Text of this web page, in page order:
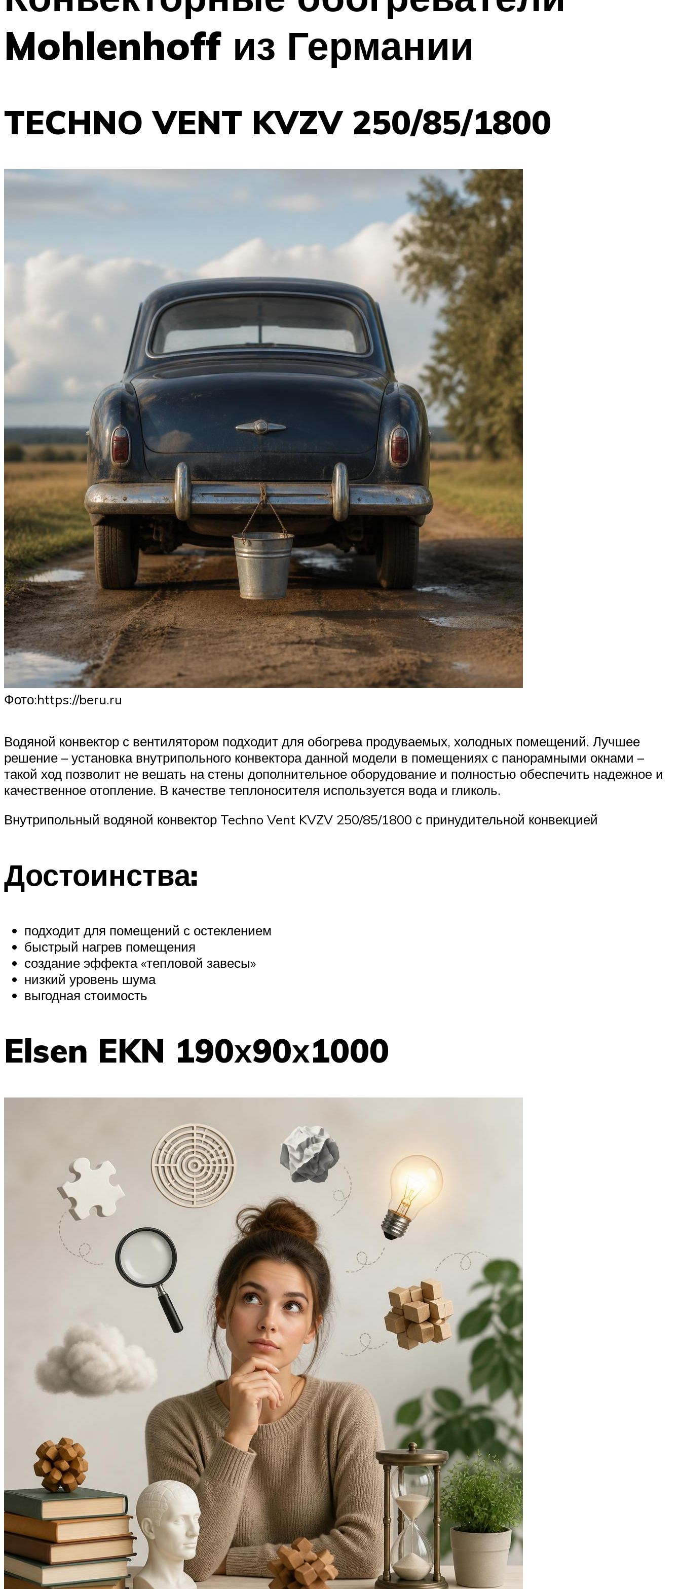
Mohlenhoff из Германии
TECHNO VENT KVZV 250/85/1800
​Фото:https://beru.ru
Водяной конвектор с вентилятором подходит для обогрева продуваемых, холодных помещений. Лучшее
решение – установка внутрипольного конвектора данной модели в помещениях с панорамными окнами –
такой ход позволит не вешать на стены дополнительное оборудование и полностью обеспечить надежное и
качественное отопление. В качестве теплоносителя используется вода и гликоль.
Внутрипольный водяной конвектор Techno Vent KVZV 250/85/1800 с принудительной конвекцией
Достоинства:
подходит для помещений с остеклением
быстрый нагрев помещения
создание эффекта «тепловой завесы»
низкий уровень шума
выгодная стоимость
Elsen EKN 190х90х1000